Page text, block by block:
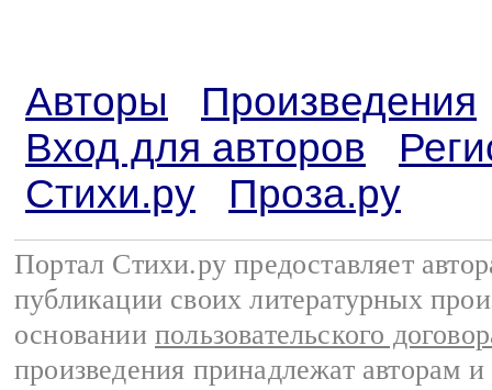
Авторы
Произведения
Вход для авторов
Стихи.ру
Проза.ру
Портал Стихи.ру предоставляет
публикации своих литературных
основании пользовательского
произведения принадлежат авторам